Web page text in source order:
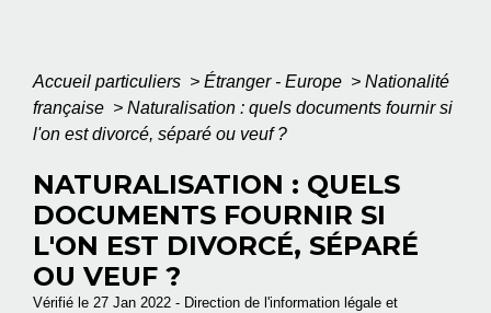
Accueil particuliers > Étranger - Europe > Nationalité
française > Naturalisation : quels documents fournir si
l'on est divorcé, séparé ou veuf ?
NATURALISATION : QUELS
DOCUMENTS FOURNIR SI
L'ON EST DIVORCÉ, SÉPARÉ
OU VEUF ?
Vérifié le 27 Jan 2022 - Direction de l'information légale et